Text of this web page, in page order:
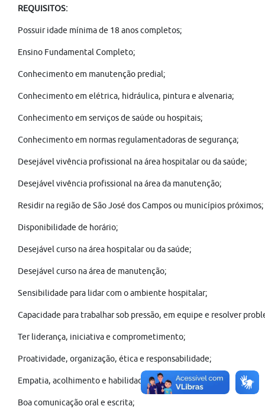
REQUISITOS:
Possuir idade mínima de 18 anos completos;
Ensino Fundamental Completo;
Conhecimento em manutenção predial;
Conhecimento em elétrica, hidráulica, pintura e alvenaria;
Conhecimento em serviços de saúde ou hospitais;
Conhecimento em normas regulamentadoras de segurança;
Desejável vivência profissional na área hospitalar ou da saúde;
Desejável vivência profissional na área da manutenção;
Residir na região de São José dos Campos ou municípios próximos;
Disponibilidade de horário;
Desejável curso na área hospitalar ou da saúde;
Desejável curso na área de manutenção;
Sensibilidade para lidar com o ambiente hospitalar;
Capacidade para trabalhar sob pressão, em equipe e resolver
Ter liderança, iniciativa e comprometimento;
Proatividade, organização, ética e responsabilidade;
Empatia, acolhimento e habilidades interpessoais;
Boa comunicação oral e escrita;